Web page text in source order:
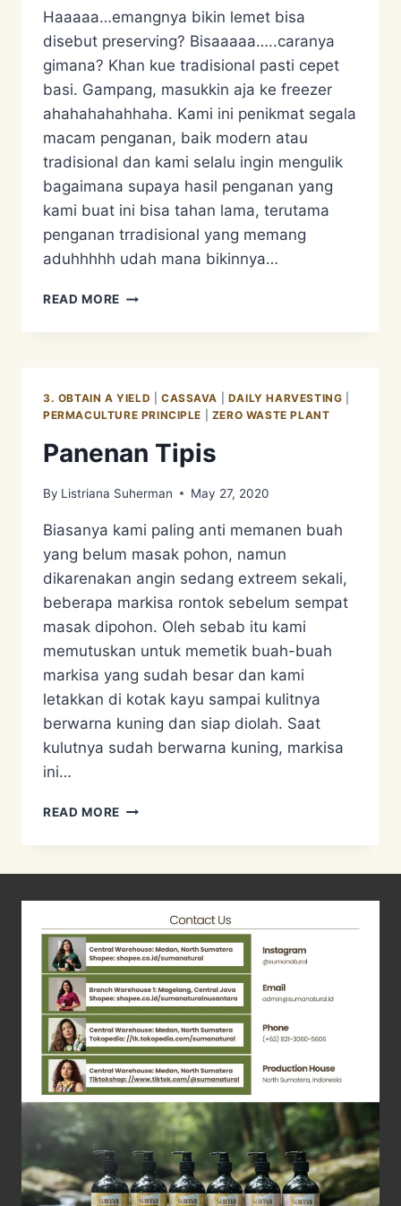
Haaaaa…emangnya bikin lemet bisa
disebut preserving? Bisaaaaa…..caranya
gimana? Khan kue tradisional pasti cepet
basi. Gampang, masukkin aja ke freezer
ahahahahahhaha. Kami ini penikmat segala
macam penganan, baik modern atau
tradisional dan kami selalu ingin mengulik
bagaimana supaya hasil penganan yang
kami buat ini bisa tahan lama, terutama
penganan trradisional yang memang
aduhhhhh udah mana bikinnya…
READ MORE RESEP
SINGKONG
3. OBTAIN A YIELD CASSAVA DAILY HARVESTING
PERMACULTURE PRINCIPLE
ZERO WASTE PLANT
Panenan Tipis
By Listriana Suherman May 27, 2020
Biasanya kami paling anti memanen buah
yang belum masak pohon, namun
dikarenakan angin sedang extreem sekali,
beberapa markisa rontok sebelum sempat
masak dipohon. Oleh sebab itu kami
memutuskan untuk memetik buah-buah
markisa yang sudah besar dan kami
letakkan di kotak kayu sampai kulitnya
berwarna kuning dan siap diolah. Saat
kulutnya sudah berwarna kuning, markisa
ini…
READ MORE PANENAN